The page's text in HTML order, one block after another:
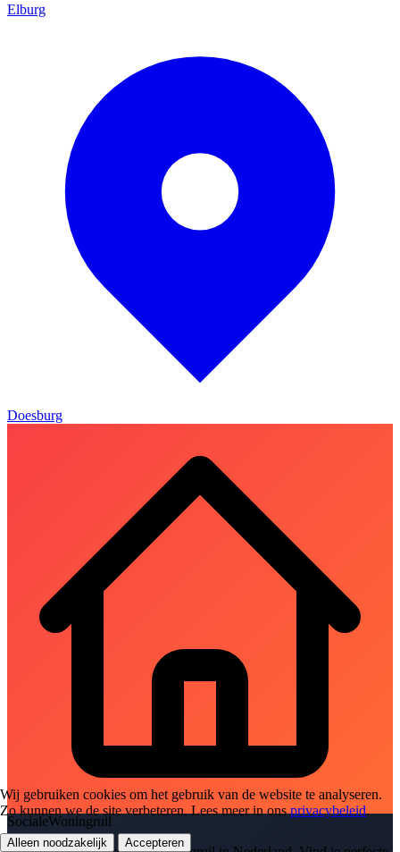
Elburg
Doesburg
SocialeWoningruil
Wij gebruiken cookies om het gebruik van de website te analyseren.
Zo kunnen we de site verbeteren. Lees meer in onsprivacybeleid.
Alleen noodzakelijk Accepteren